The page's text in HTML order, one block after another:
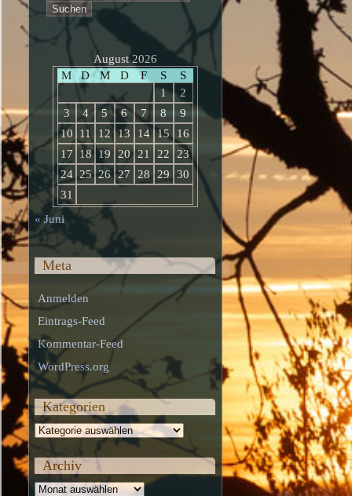
nach:
August 2026
M
D M D F S
S
1
2
3
4 5 6 7 8
9
10
11 12 13 14 15
16
17
18 19 20 21 22
23
24 25 26 27 28 29
30
31
« Juni
Meta
Anmelden
Eintrags-Feed
Kommentar-Feed
WordPress.org
Kategorien
Kategorien
Archiv
Archiv